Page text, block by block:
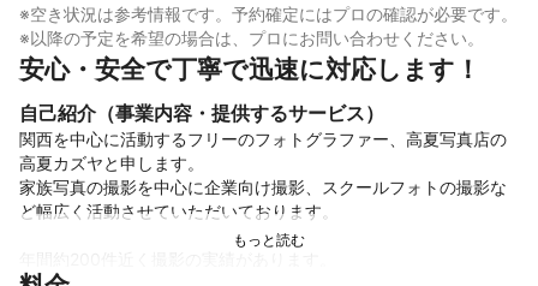
※空き状況は参考情報です。予約確定にはプロの確認が必要です。
※以降の予定を希望の場合は、プロにお問い合わせください。
安心・安全で丁寧で迅速に対応します！
自己紹介（事業内容・提供するサービス）
関西を中心に活動するフリーのフォトグラファー、高夏写真店の
高夏カズヤと申します。
家族写真の撮影を中心に企業向け撮影、スクールフォトの撮影な
ど幅広く活動させていただいております。